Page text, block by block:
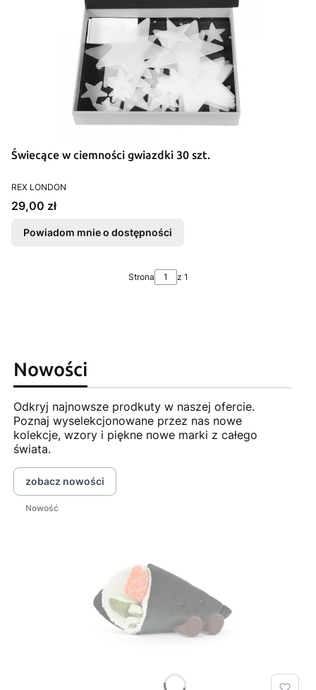
Świecące w ciemności gwiazdki 30 szt.
PRODUCENT
REX LONDON
Cena
29,00 zł
Powiadom mnie o dostępności
Strona z 1
Nowości
Odkryj najnowsze prodkuty w naszej ofercie.
Poznaj wyselekcjonowane przez nas nowe
kolekcje, wzory i piękne nowe marki z całego
świata.
zobacz nowości
Nowość